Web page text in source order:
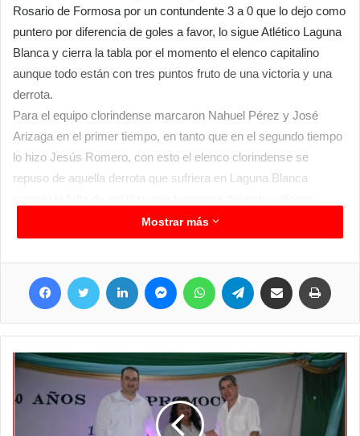
Rosario de Formosa por un contundente 3 a 0 que lo dejo como
puntero por diferencia de goles a favor, lo sigue Atlético Laguna
Blanca y cierra la tabla por el momento el elenco capitalino
aunque todo están con tres puntos fruto de una victoria y una
derrota.
Para el equipo clorindense marcaron Nahuel Pérez y José
Arizaga en el primer tiempo, en tanto que en el segundo tiempo
lo hizo Jesús Romero, con esto el elenco clorindense se
repuso de aquella derrota que sufriera en Laguna Blanca
puntos en el camino. El público que se llegó hasta el estadio de
Juventud finalmente pudo disfrutar del triunfo que era muy
esperado y que en cierta manera libera tensiones en el equipo
clorindense que se estaba preparando física y mentalmente
para lograr revertir el resultado anterior.
Mostrar más
Facebook Twitter LinkedIn MessengerWhatsApp Telegram Compartir por correo electrónico